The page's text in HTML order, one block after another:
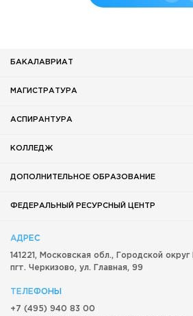
БАКАЛАВРИАТ
МАГИСТРАТУРА
АСПИРАНТУРА
КОЛЛЕДЖ
ДОПОЛНИТЕЛЬНОЕ ОБРАЗОВАНИЕ
ФЕДЕРАЛЬНЫЙ РЕСУРСНЫЙ ЦЕНТР
АДРЕС
141221, Московская обл., Городской округ
пгт. Черкизово, ул. Главная, 99
ТЕЛЕФОНЫ
+7 (495) 940 83 00